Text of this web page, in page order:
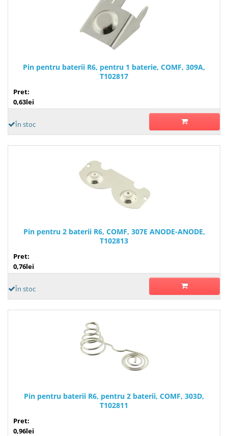
Pin pentru baterii R6, pentru 1 baterie, COMF, 309A,
T102817
Pret:
0,63lei
În stoc
Pin pentru 2 baterii R6, COMF, 307E ANODE-ANODE,
T102813
Pret:
0,76lei
În stoc
Pin pentru baterii R6, pentru 2 baterii, COMF, 303D,
T102811
Pret:
0,96lei